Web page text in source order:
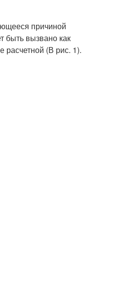
причиной
быть вызвано как
расчетной (В рис. 1).